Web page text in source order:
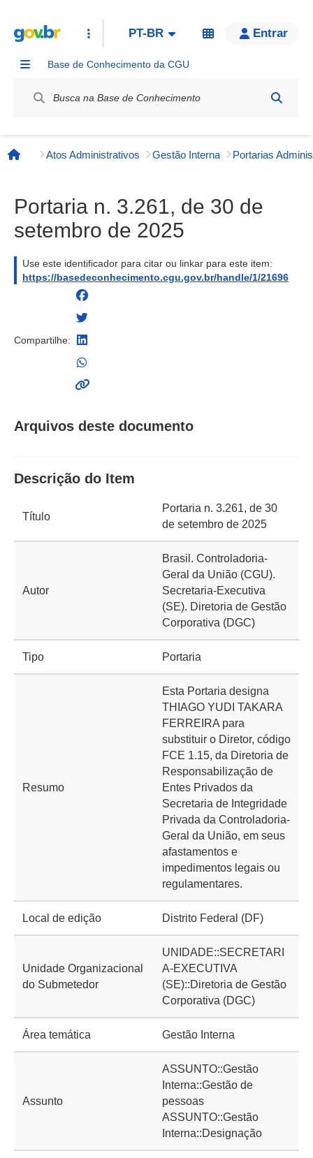
PT-BR Entrar
Base de Conhecimento da CGU
Página inicial
Atos Administrativos Gestão Interna
Portaria n. 3.261, de 30 de
setembro de 2025
Use este identificador para citar ou linkar para este item:
https://basedeconhecimento.cgu.gov.br/handle/1/21696
Compartilhe:
Arquivos deste documento
Descrição do Item
Título
Portaria n. 3.261, de 30
de setembro de 2025
Autor
Brasil. Controladoria-
Geral da União (CGU).
Secretaria-Executiva
(SE). Diretoria de Gestão
Corporativa (DGC)
Tipo Portaria
Resumo
Esta Portaria designa
THIAGO YUDI TAKARA
FERREIRA para
substituir o Diretor, código
FCE 1.15, da Diretoria de
Responsabilização de
Entes Privados da
Secretaria de Integridade
Privada da Controladoria-
Geral da União, em seus
afastamentos e
impedimentos legais ou
regulamentares.
Local de edição Distrito Federal (DF)
Unidade Organizacional
do Submetedor
UNIDADE::SECRETARI
A-EXECUTIVA
(SE)::Diretoria de Gestão
Corporativa (DGC)
Área temática Gestão Interna
Assunto
ASSUNTO::Gestão
Interna::Gestão de
pessoas
ASSUNTO::Gestão
Interna::Designação